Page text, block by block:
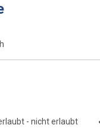
- nicht erlaubt